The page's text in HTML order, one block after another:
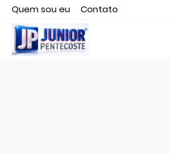
Quem sou eu
Contato
Editor responsável, jornalista Clovis